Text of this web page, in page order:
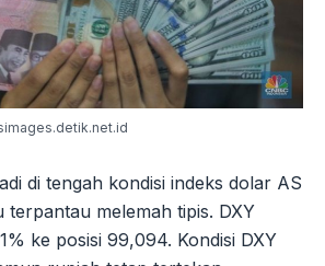
di tengah kondisi indeks dolar AS
terpantau melemah tipis. DXY
ke posisi 99,094. Kondisi DXY